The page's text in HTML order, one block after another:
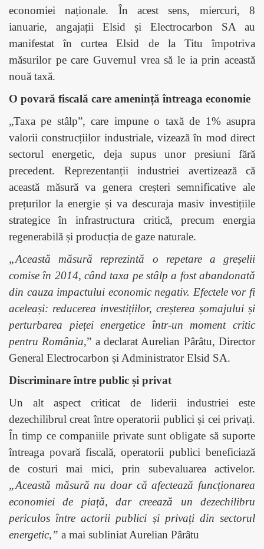
economiei naționale. În acest sens, miercuri, 8
ianuarie, angajații Elsid și Electrocarbon SA au
manifestat în curtea Elsid de la Titu împotriva
măsurilor pe care Guvernul vrea să le ia prin această
nouă taxă.
O povară fiscală care amenință întreaga economie
„Taxa pe stâlp”, care impune o taxă de 1% asupra
valorii construcțiilor industriale, vizează în mod direct
sectorul energetic, deja supus unor presiuni fără
precedent. Reprezentanții industriei avertizează că
această măsură va genera creșteri semnificative ale
prețurilor la energie și va descuraja masiv investițiile
strategice în infrastructura critică, precum energia
regenerabilă și producția de gaze naturale.
„Această măsură reprezintă o repetare a greșelii
comise în 2014, când taxa pe stâlp a fost abandonată
din cauza impactului economic negativ. Efectele vor fi
aceleași: reducerea investițiilor, creșterea șomajului și
perturbarea pieței energetice într-un moment critic
pentru România,” a declarat Aurelian Pârâtu, Director
General Electrocarbon și Administrator Elsid SA.
Discriminare între public și privat
Un alt aspect criticat de liderii industriei este
dezechilibrul creat între operatorii publici și cei privați.
În timp ce companiile private sunt obligate să suporte
întreaga povară fiscală, operatorii publici beneficiază
de costuri mai mici, prin subevaluarea activelor.
„Această măsură nu doar că afectează funcționarea
economiei de piață, dar creează un dezechilibru
periculos între actorii publici și privați din sectorul
energetic,” a mai subliniat Aurelian Pârâtu